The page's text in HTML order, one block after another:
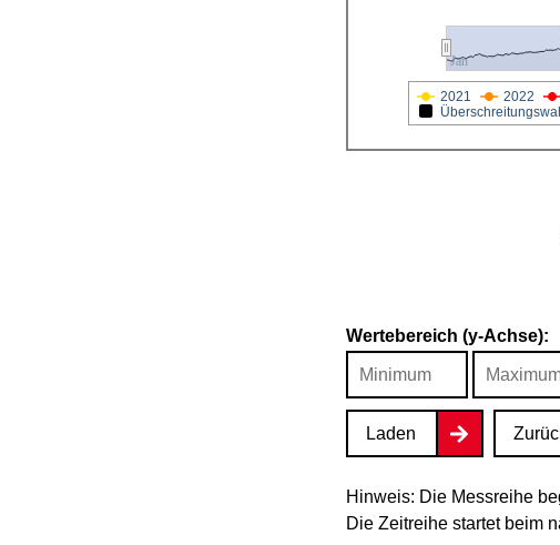
Jan
2021 2022
Wertebereich (y-Achse):
Laden
Hinweis: Die Messreihe
Die Zeitreihe startet beim